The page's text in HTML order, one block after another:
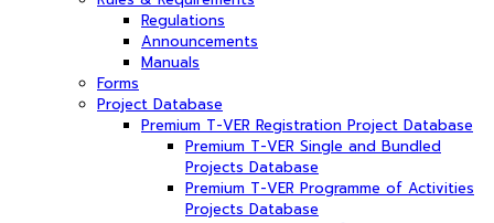
Regulations
Announcements
Manuals
Forms
Project Database
Premium T-VER Registration Project Database
Premium T-VER Single and Bundled
Projects Database
Premium T-VER Programme of Activities
Projects Database